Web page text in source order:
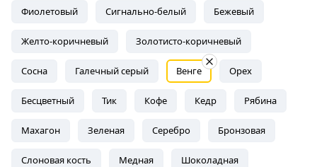
Фиолетовый Сигнально-белый Бежевый
Желто-коричневый Золотисто-коричневый
Сосна Галечный серый Венге Орех
Бесцветный Тик Кофе Кедр Рябина
Махагон Зеленая Серебро Бронзовая
Слоновая кость Медная Шоколадная
производства